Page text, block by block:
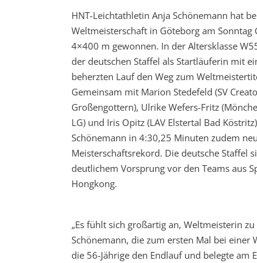
HNT-Leichtathletin Anja Schönemann hat
Weltmeisterschaft in Göteborg am Sonntag
4×400 m gewonnen. In der Altersklasse
der deutschen Staffel als Startläuferin mit
beherzten Lauf den Weg zum
Gemeinsam mit Marion Stedefeld (SV
Großengottern), Ulrike Wefers-Fritz
LG) und Iris Opitz (LAV Elstertal Bad
Schönemann in 4:30,25 Minuten zudem
Meisterschaftsrekord. Die deutsche Staffel
deutlichem Vorsprung vor den Teams aus
Hongkong.
„Es fühlt sich großartig an, Weltmeisterin
Schönemann, die zum ersten Mal bei
die 56-Jährige den Endlauf und belegte am